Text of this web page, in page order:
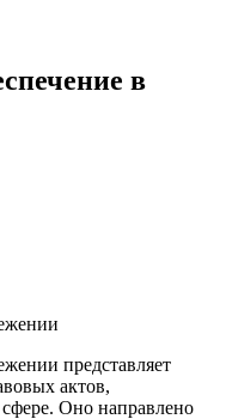
в
представляет
актов,
Оно направлено